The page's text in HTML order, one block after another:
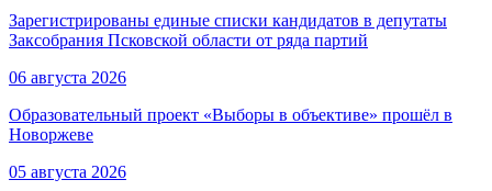
Зарегистрированы единые списки кандидатов в депутаты
Заксобрания Псковской области от ряда партий
06 августа 2026
Образовательный проект «Выборы в объективе» прошёл в
Новоржеве
05 августа 2026